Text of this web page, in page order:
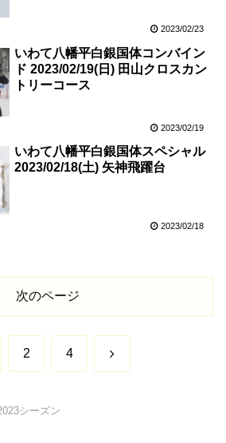
2023/02/23
いわて八幡平白銀国体コンバイン
ド 2023/02/19(日) 田山クロスカン
トリーコース
2023/02/19
いわて八幡平白銀国体スペシャル
2023/02/18(土) 矢神飛躍台
2023/02/18
次のページ
2 4 次
シーズン